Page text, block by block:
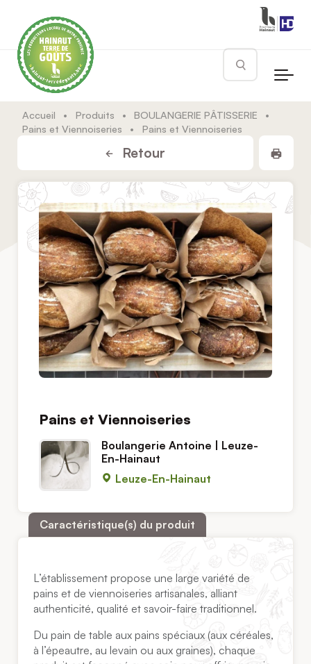
Rechercher
Accueil • Produits • BOULANGERIE PÂTISSERIE
•
Pains et Viennoiseries
• Pains et Viennoiseries
Retour
Pains et Viennoiseries
Boulangerie Antoine | Leuze-
En-Hainaut
Leuze-En-Hainaut
Caractéristique(s) du produit
L’établissement propose une large variété de
pains et de viennoiseries artisanales, alliant
authenticité, qualité et savoir-faire traditionnel.
Du pain de table aux pains spéciaux (aux céréales,
à l’épeautre, au levain ou aux graines), chaque